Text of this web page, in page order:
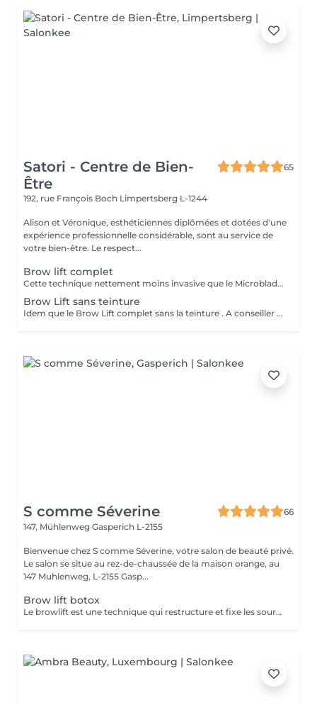
Satori - Centre de Bien-
Être
65
192, rue François Boch Limpertsberg L-1244
Alison et Véronique, esthéticiennes diplômées et dotées d'une
expérience professionnelle considérable, sont au service de
votre bien-être. Le respect...
Brow lift complet
Cette technique nettement moins invasive que le Microblading, va révéler tout le potentiel de vos sourcils. Ceux ci sont brossés , lissés et soulevés dans la forme souhaitée. Application d'un soin protecteur et nourrissant. Ils sont ensuite fixés a l'aide d'une lotion fixante et colorés avec une teinture . Effets visibles jusqu'à 6 semaines .
Brow Lift sans teinture
Idem que le Brow Lift complet sans la teinture . A conseiller à celles et ceux qui ont naturellement leurs sourcils bien fournis .
S comme Séverine
66
147, Mühlenweg Gasperich L-2155
Bienvenue chez S comme Séverine, votre salon de beauté privé.
Le salon se situe au rez-de-chaussée de la maison orange, au
147 Muhlenweg, L-2155 Gasp...
Brow lift botox
Le browlift est une technique qui restructure et fixe les sourcils en leur donnant une forme plus définie et liftée tout en les rendant plus épais et soignés. La formule que nous utilisons est composée d'ingrédient d'origine naturelle, enrichie en aloé vera, collagène et huile de ricin. Vous pouvez le combiner à une épilation et une teinture hybride.